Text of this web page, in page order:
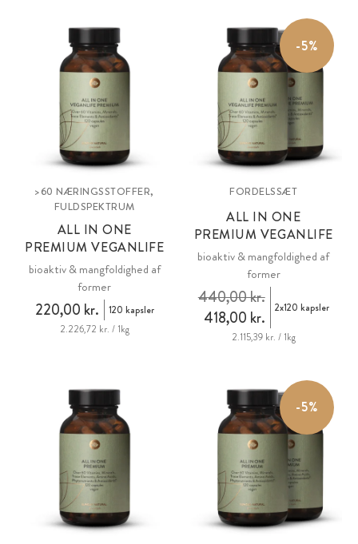
>60 NÆRINGSSTOFFER,
FULDSPEKTRUM
ALL IN ONE
PREMIUM VEGANLIFE
bioaktiv & mangfoldighed af
former
220,00 kr.
120 kapsler
2.226,72 kr. / 1kg
-5%
FORDELSSÆT
ALL IN ONE
PREMIUM VEGANLIFE
bioaktiv & mangfoldighed af
former
418,00 kr.
440,00 kr. 2x120 kapsler
2.115,39 kr. / 1kg
-5%